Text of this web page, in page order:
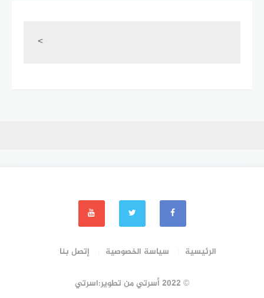
<
الرئيسية سياسة الخصوصية إتصل بنا
© 2022 أسرتي من تطوير:اسرتي